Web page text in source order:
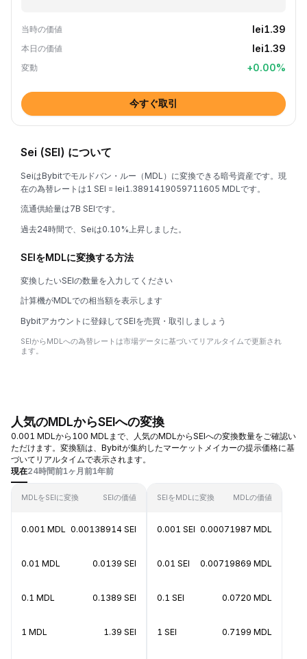
当時の価値 lei1.39
本日の価値 lei1.39
変動 +0.00%
今すぐ取引
Sei (SEI) について
SeiはBybitでモルドバン・ルー（MDL）に変換できる暗号資産です。現
在の為替レートは1 SEI = lei1.3891419059711605 MDLです。
流通供給量は7B SEIです。
過去24時間で、Seiは0.10%上昇しました。
SEIをMDLに変換する方法
変換したいSEIの数量を入力してください
計算機がMDLでの相当額を表示します
Bybitアカウントに登録してSEIを売買・取引しましょう
SEIからMDLへの為替レートは市場データに基づいてリアルタイムで更新され
ます。
人気のMDLからSEIへの変換
0.001 MDLから100 MDLまで、人気のMDLからSEIへの変換数量をご確認い
ただけます。変換額は、Bybitが集約したマーケットメイカーの提示価格に基
づいてリアルタイムで表示されます。
現在24時間前1ヶ月前1年前
MDLをSEIに変換 SEIの価値
0.001 MDL 0.00138914 SEI
0.01 MDL 0.0139 SEI
0.1 MDL 0.1389 SEI
1 MDL 1.39 SEI
SEIをMDLに変換 MDLの価値
0.001 SEI 0.00071987 MDL
0.01 SEI 0.00719869 MDL
0.1 SEI 0.0720 MDL
1 SEI 0.7199 MDL